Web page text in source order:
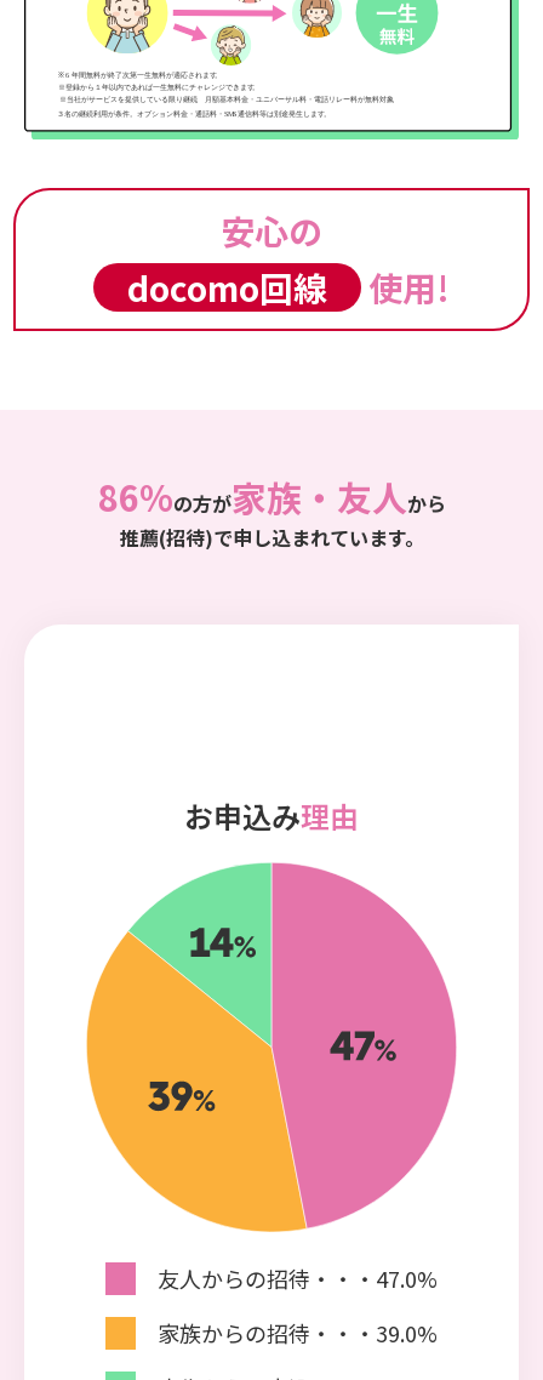
安心の
docomo回線
使用!
86%の方が家族・友人から
推薦(招待)で申し込まれています。
お申込み理由
友人からの招待・・・47.0%
家族からの招待・・・39.0%